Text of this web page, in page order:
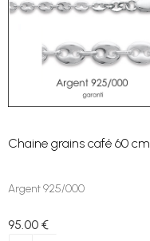
Chaine grains café 60 cm
Argent 925/000
95 .00 €